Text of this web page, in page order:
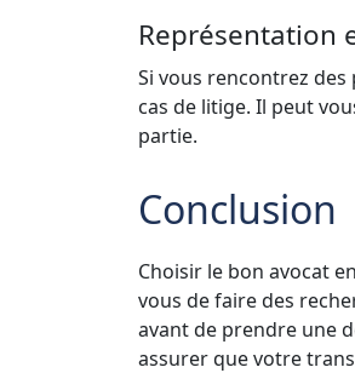
Représentation
Si vous rencontrez
cas de litige. Il peut
partie.
Conclusion
Choisir le bon avocat
vous de faire des
avant de prendre une
assurer que votre